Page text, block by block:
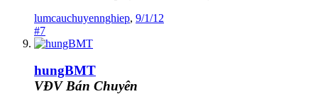
lumcauchuyennghiep, 9/1/12
#7
hungBMT
VĐV Bán Chuyên